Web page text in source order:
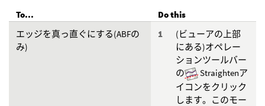
To...
Do this
エッジを真っ直ぐにする(ABFの
み)
(ビューアの上部
にある)オペレー
ションツールバー
の
Straightenア
イコンをクリック
します。このモー